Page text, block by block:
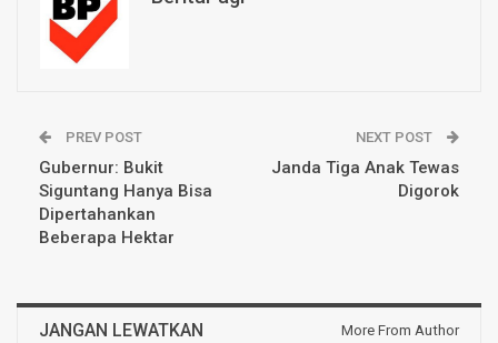
PREV POST
Gubernur: Bukit
Siguntang Hanya Bisa
Dipertahankan
Beberapa Hektar
NEXT POST
Janda Tiga Anak Tewas
Digorok
JANGAN LEWATKAN More From Author